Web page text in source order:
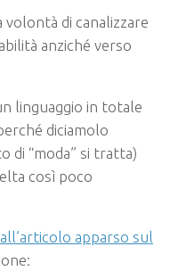
di canalizzare
anziché verso
linguaggio in totale
diciamolo
di “moda” si tratta)
così poco
apparso sul